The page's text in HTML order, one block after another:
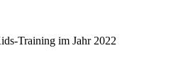
Training im Jahr 2022